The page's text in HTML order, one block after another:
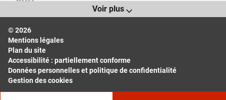
Corse
Grand Est
Hauts-de-France
Île-de-France
Normandie
Nouvelle-Aquitaine
Voir plus
© 2026
Mentions légales
Plan du site
Accessibilité : partiellement conforme
Données personnelles et politique de confidentialité
Gestion des cookies